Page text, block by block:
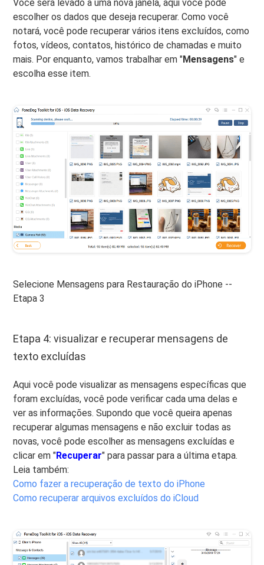
Você será levado a uma nova janela, aqui você pode
escolher os dados que deseja recuperar. Como você
notará, você pode recuperar vários itens excluídos, como
fotos, vídeos, contatos, histórico de chamadas e muito
mais. Por enquanto, vamos trabalhar em "Mensagens" e
escolha esse item.
Selecione Mensagens para Restauração do iPhone --
Etapa 3
Etapa 4: visualizar e recuperar mensagens de
texto excluídas
Aqui você pode visualizar as mensagens específicas que
foram excluídas, você pode verificar cada uma delas e
ver as informações. Supondo que você queira apenas
recuperar algumas mensagens e não excluir todas as
novas, você pode escolher as mensagens excluídas e
clicar em "Recuperar" para passar para a última etapa.
Leia também:
Como fazer a recuperação de texto do iPhone
Como recuperar arquivos excluídos do iCloud